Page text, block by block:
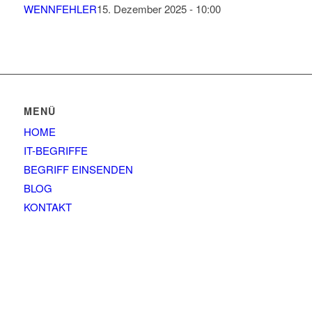
WENNFEHLER15. Dezember 2025 - 10:00
MENÜ
HOME
IT-BEGRIFFE
BEGRIFF EINSENDEN
BLOG
KONTAKT